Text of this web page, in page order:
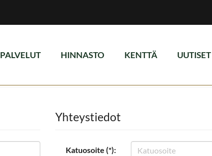
PALVELUT HINNASTO KENTTÄ UUTISET
Yhteystiedot
Katuosoite (*):